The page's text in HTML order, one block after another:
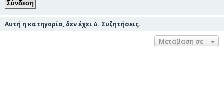
Αυτή η κατηγορία, δεν έχει Δ. Συζητήσεις.
Μετάβαση σε